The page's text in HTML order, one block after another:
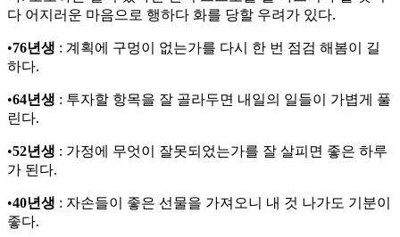
다 어지러운 마음으로 행하다 화를 당할 우려가 있다.
•76년생 : 계획에 구멍이 없는가를 다시 한 번 점검 해봄이 길
하다.
•64년생 : 투자할 항목을 잘 골라두면 내일의 일들이 가볍게 풀
린다.
•52년생 : 가정에 무엇이 잘못되었는가를 잘 살피면 좋은 하루
가 된다.
•40년생 : 자손들이 좋은 선물을 가져오니 내 것 나가도 기분이
좋다.